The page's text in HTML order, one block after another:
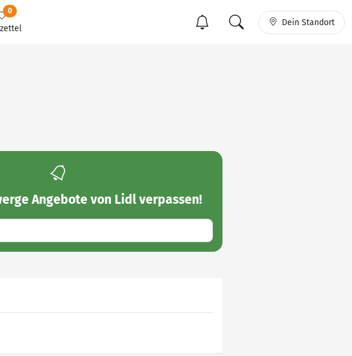
0
Dein Standort
Angebote von Lidlverpassen!